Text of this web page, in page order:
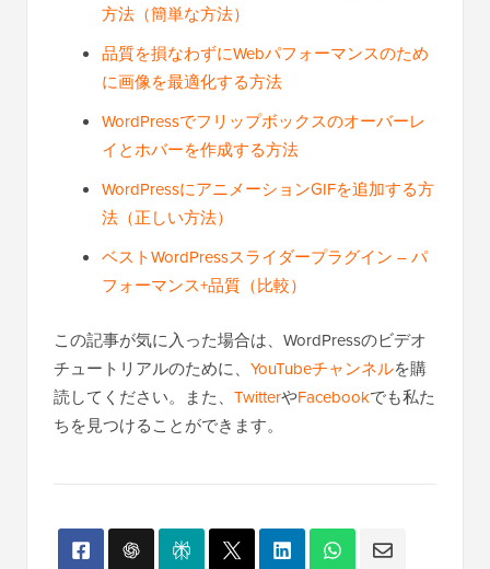
方法（簡単な方法）
品質を損なわずにWebパフォーマンスのため
に画像を最適化する方法
WordPressでフリップボックスのオーバーレ
イとホバーを作成する方法
WordPressにアニメーションGIFを追加する方
法（正しい方法）
ベストWordPressスライダープラグイン – パ
フォーマンス+品質（比較）
この記事が気に入った場合は、WordPressのビデオ
チュートリアルのために、 YouTubeチャンネルを購
読してください。また、 TwitterやFacebookでも私た
ちを見つけることができます。